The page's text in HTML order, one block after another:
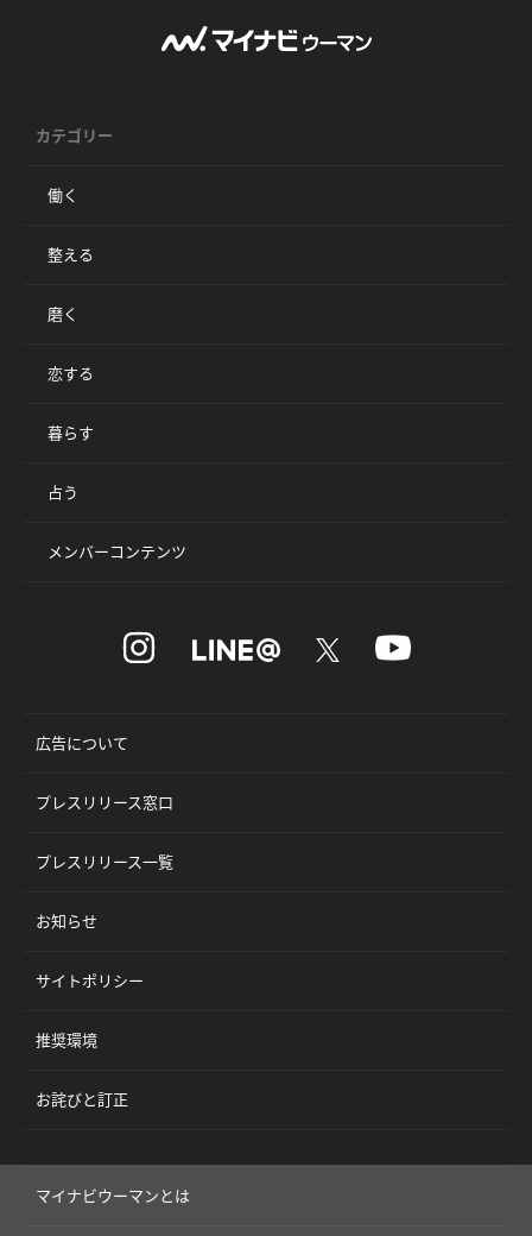
カテゴリー
働く
整える
磨く
恋する
暮らす
占う
メンバーコンテンツ
広告について
プレスリリース窓口
プレスリリース一覧
お知らせ
サイトポリシー
推奨環境
お詫びと訂正
マイナビウーマンとは